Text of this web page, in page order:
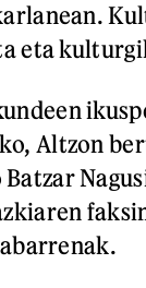
eta
Altzon